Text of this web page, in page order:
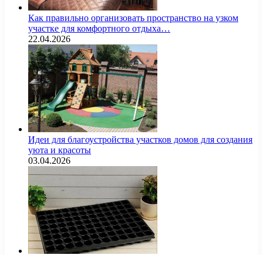
Как правильно организовать пространство на узком
участке для комфортного отдыха…
22.04.2026
Идеи для благоустройства участков домов для создания
уюта и красоты
03.04.2026